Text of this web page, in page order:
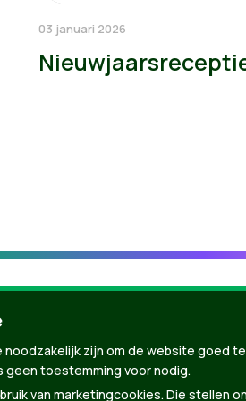
03 januari 2026
zijn om de website goed
geen toestemming voor nodig.
van marketingcookies. Die stellen